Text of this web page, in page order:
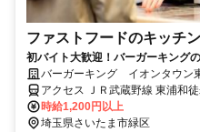
ファストフードのキッチ
初バイト大歓迎！バーガーキング
ト提出は２週間ごと！
バーガーキング イオンタウン
アクセス ＪＲ武蔵野線 東浦和
口徒歩約54分、ＪＲ武蔵野線
浦和駅 徒歩1分
時給1,200円以上
埼玉県さいたま市緑区